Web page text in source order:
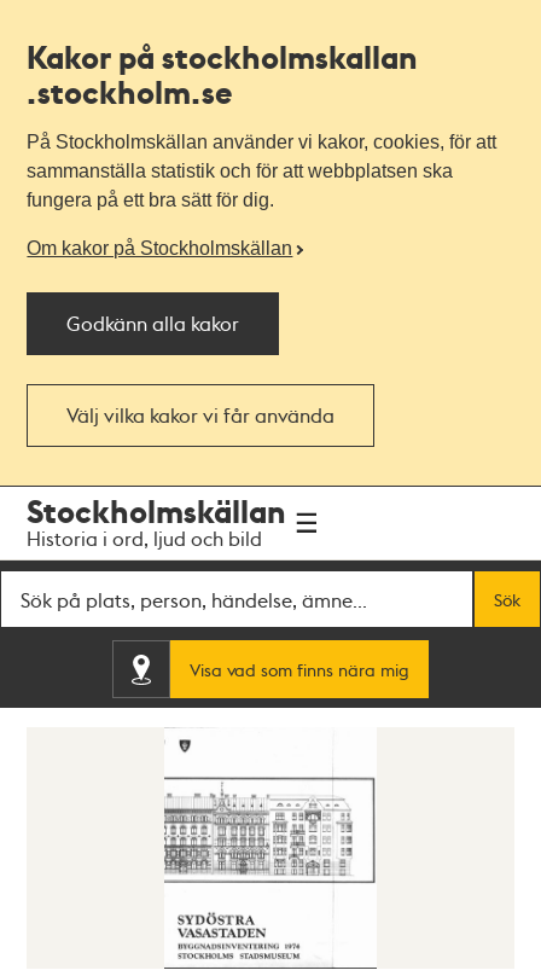
Kakor på stockholmskallan
.stockholm.se
På Stockholmskällan använder vi kakor, cookies, för att
sammanställa statistik och för att webbplatsen ska
fungera på ett bra sätt för dig.
Om kakor på Stockholmskällan
Godkänn alla kakor
Välj vilka kakor vi får använda
navigationen
huvudinnehållet
Stockholmskällan
Historia i ord, ljud och bild
Sök
Visa vad som finns nära mig